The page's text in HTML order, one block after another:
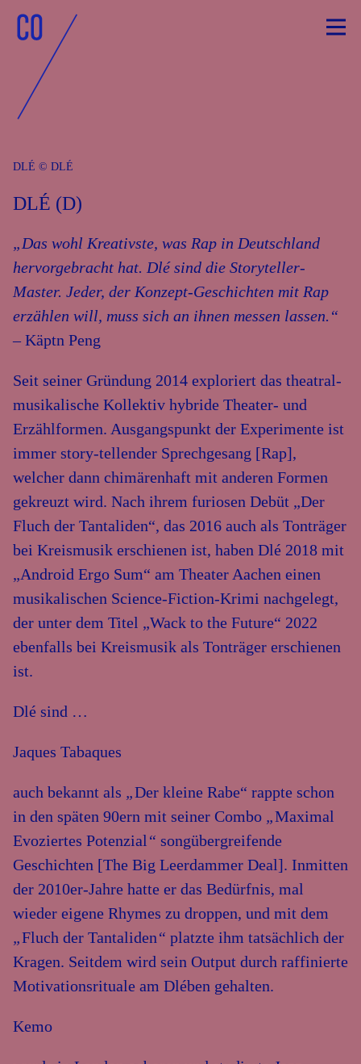
Skip
DLÉ © DLÉ
DLÉ (D)
„Das wohl Kreativste, was Rap in Deutschland
hervorgebracht hat. Dlé sind die Storyteller-
Master. Jeder, der Konzept-Geschichten mit Rap
erzählen will, muss sich an ihnen messen lassen.“
– Käptn Peng
Seit seiner Gründung 2014 exploriert das theatral-
musikalische Kollektiv hybride Theater- und
Erzählformen. Ausgangspunkt der Experimente ist
immer story-tellender Sprechgesang [Rap],
welcher dann chimärenhaft mit anderen Formen
gekreuzt wird. Nach ihrem furiosen Debüt „Der
Fluch der Tantaliden“, das 2016 auch als Tonträger
bei Kreismusik erschienen ist, haben Dlé 2018 mit
„Android Ergo Sum“ am Theater Aachen einen
musikalischen Science-Fiction-Krimi nachgelegt,
der unter dem Titel „Wack to the Future“ 2022
ebenfalls bei Kreismusik als Tonträger erschienen
ist.
Dlé sind …
Jaques Tabaques
auch bekannt als „Der kleine Rabe“ rappte schon
in den späten 90ern mit seiner Combo „Maximal
Evoziertes Potenzial “ songübergreifende
Geschichten [The Big Leerdammer Deal]. Inmitten
der 2010er-Jahre hatte er das Bedürfnis, mal
wieder eigene Rhymes zu droppen, und mit dem
„Fluch der Tantaliden“ platzte ihm tatsächlich der
Kragen. Seitdem wird sein Output durch raffinierte
Motivationsrituale am Dlében gehalten.
Kemo